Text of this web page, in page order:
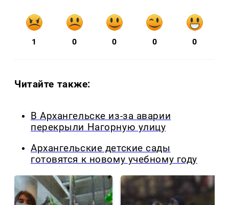
1 0 0 0 0
Читайте также:
В Архангельске из-за аварии
перекрыли Нагорную улицу
Архангельские детские сады
готовятся к новому учебному году